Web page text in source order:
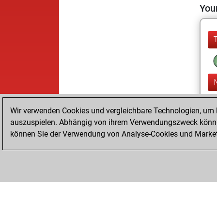
Wir verwenden Cookies und vergleichbare Technologien,
auszuspielen. Abhängig von ihrem Verwendungszweck
können Sie der Verwendung von Analyse-Cookies und